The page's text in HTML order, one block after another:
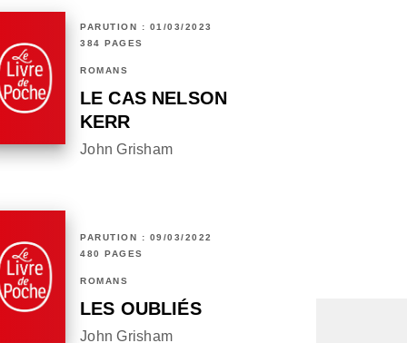
PARUTION : 01/03/2023
384 PAGES
ROMANS
LE CAS NELSON
KERR
John Grisham
PARUTION : 09/03/2022
480 PAGES
ROMANS
LES OUBLIÉS
John Grisham